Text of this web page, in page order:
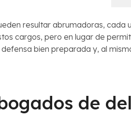
resultar abrumadoras, cada
cargos, pero en lugar de
bien preparada y, al
de